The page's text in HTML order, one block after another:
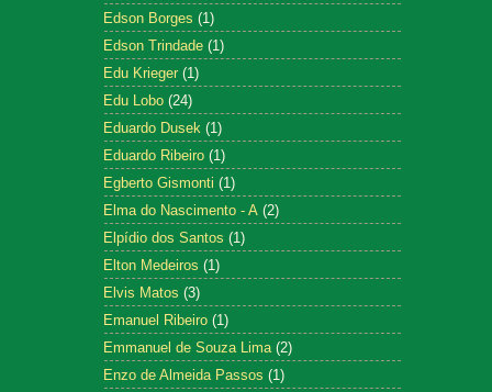
Edson Borges (1)
Edson Trindade (1)
Edu Krieger (1)
Edu Lobo (24)
Eduardo Dusek (1)
Eduardo Ribeiro (1)
Egberto Gismonti (1)
Elma do Nascimento - A (2)
Elpídio dos Santos (1)
Elton Medeiros (1)
Elvis Matos (3)
Emanuel Ribeiro (1)
Emmanuel de Souza Lima (2)
Enzo de Almeida Passos (1)